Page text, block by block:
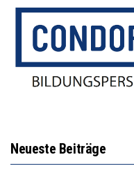
Neueste Beiträge